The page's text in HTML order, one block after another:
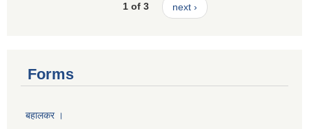
1 of 3 next ›
Forms
बहालकर ।